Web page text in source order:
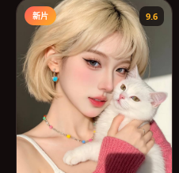
新片 9.6